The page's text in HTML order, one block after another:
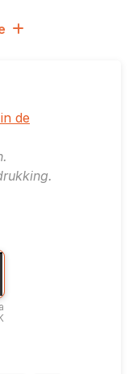
de
AAR
AAB
marine AAD
marine
Zwart/charcoal